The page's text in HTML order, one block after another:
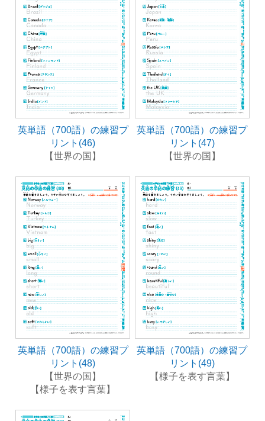
英単語（700語）の練習プ
リント(46)
【世界の国】
英単語（700語）の練習プ
リント(47)
【世界の国】
英単語（700語）の練習プ
リント(48)
【世界の国】
【様子を表す言葉】
英単語（700語）の練習プ
リント(49)
【様子を表す言葉】